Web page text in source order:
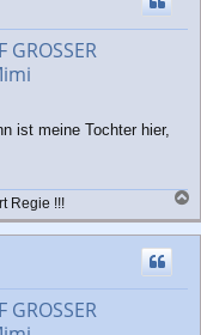
GROSSER
ist meine Tochter hier,
Regie !!!
a
c
GROSSER